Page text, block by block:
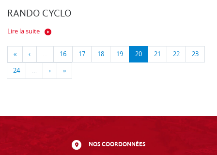
RANDO CYCLO
Lire la suite
« ‹ … 16 17 18 19 20 21 22 23
24 … › »
NOS COORDONNÉES